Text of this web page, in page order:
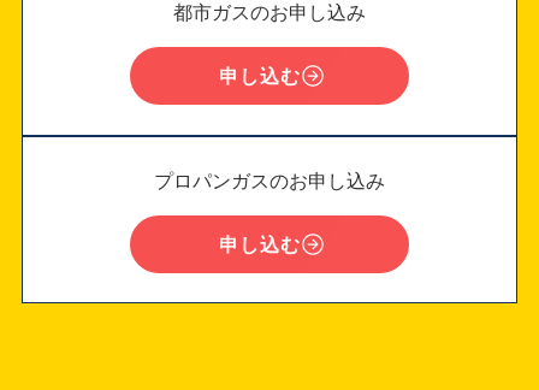
都市ガスのお申し込み
申し込む
プロパンガスのお申し込み
申し込む